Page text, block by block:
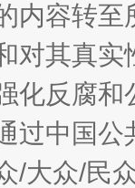
"炒
内容转
对其真实
化反腐
过中国
/大众/民